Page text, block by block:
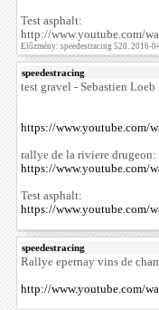
Test asphalt:
http://www.youtube.com/
Előzmény: speedestracing 520. 2016-
speedestracing
test gravel - Sebastien Loeb
https://www.youtube.com/
rallye de la riviere drugeon:
https://www.youtube.com/
Test asphalt:
https://www.youtube.com/
speedestracing
Rallye epernay vins de
http://www.youtube.com/